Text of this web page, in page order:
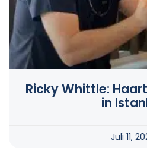
Ricky Whittle:
in
Juli 11,